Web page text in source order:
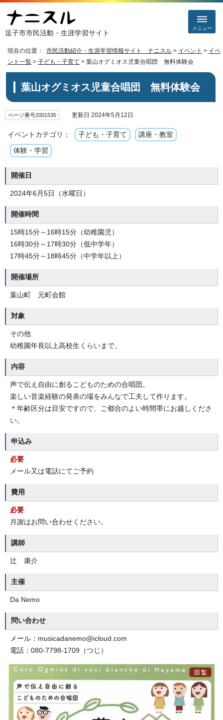
逗子市市民活動・生涯学習サイト
メニュー
現在の位置： 市民活動紹介・生涯学習情報サイト ナニスル > イベント > イベ
ント一覧 > 子ども・子育て > 葉山オグミオス児童合唱団 無料体験会
葉山オグミオス児童合唱団 無料体験会
ページ番号2001535 更新日 2024年5月12日
イベントカテゴリ： 子ども・子育て 講座・教室
体験・学習
開催日
2024年6月5日（水曜日）
開催時間
15時15分～16時15分（幼稚園児）
16時30分～17時30分（低中学年）
17時45分～18時45分（中学年以上）
開催場所
葉山町 元町会館
対象
その他
幼稚園年長以上高校生くらいまで。
内容
声で伝え自由に創るこどものための合唱団。
楽しい音楽経験の発表の場をみんなで工夫して作ります。
＊年齢区分は目安ですので、ご都合のよい時間帯にお越しくださ
い。
申込み
必要
メール又は電話にてご予約
費用
必要
月謝はお問い合わせください。
講師
辻 康介
主催
Da Nemo
問い合わせ
メール：musicadanemo@icloud.com
電話：080-7798-1709（つじ）